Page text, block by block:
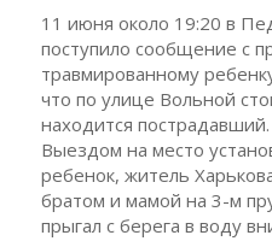
11 июня около 19:20 в
поступило сообщение с
травмированному
что по улице Вольной
находится пострадавший.
Выездом на место
ребенок, житель
братом и мамой на 3-м
прыгал с берега в воду